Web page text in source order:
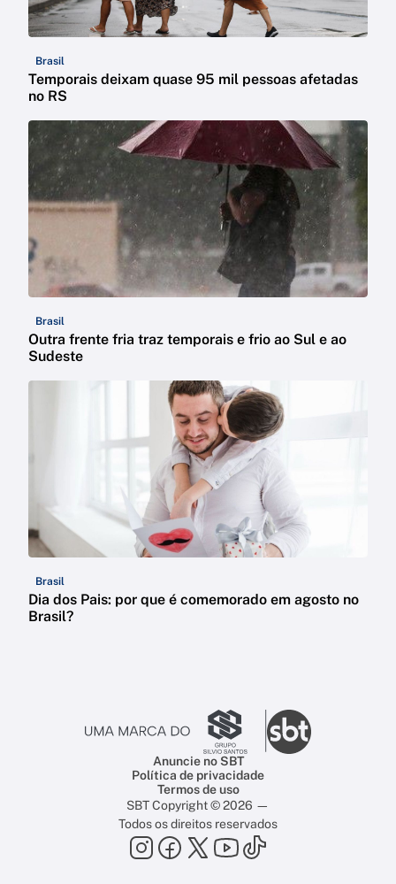
Brasil
Temporais deixam quase 95 mil pessoas afetadas
no RS
Brasil
Outra frente fria traz temporais e frio ao Sul e ao
Sudeste
Brasil
Dia dos Pais: por que é comemorado em agosto no
Brasil?
Anuncie no SBT
Política de privacidade
Termos de uso
SBT Copyright © 2026 —
Todos os direitos reservados